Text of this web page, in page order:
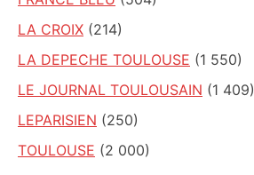
LA CROIX (214)
LA DEPECHE TOULOUSE (1 550)
LE JOURNAL TOULOUSAIN (1 409)
LEPARISIEN (250)
TOULOUSE (2 000)